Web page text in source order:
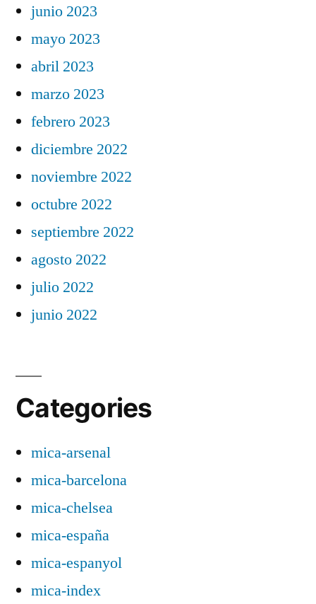
junio 2023
mayo 2023
abril 2023
marzo 2023
febrero 2023
diciembre 2022
noviembre 2022
octubre 2022
septiembre 2022
agosto 2022
julio 2022
junio 2022
Categories
mica-arsenal
mica-barcelona
mica-chelsea
mica-españa
mica-espanyol
mica-index